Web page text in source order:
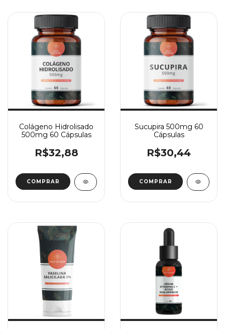
Colágeno Hidrolisado
500mg 60 Cápsulas
R$32,88
Sucupira 500mg 60
Cápsulas
R$30,44